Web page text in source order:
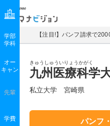
マナビジョン
【注目!】パンフ請求で
きゅうしゅういりょうかがく
九州医療科学
私立大学 宮崎県
パンフ
学部
学科
オー
キャン
先輩
学費